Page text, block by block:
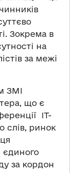
Зокрема в
на
за межі
ЗМІ
що є
IT-
слів, ринок
єдиного
за кордон